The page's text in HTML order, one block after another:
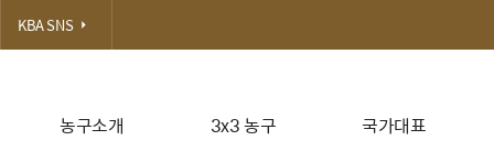
농구소개 3x3 농구 국가대표
KBA SNS